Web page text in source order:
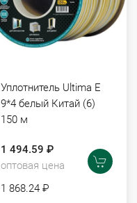
Уплотнитель Ultima E
9*4 белый Китай (6)
150 м
1 494.59 ₽
оптовая цена
1 868.24 ₽